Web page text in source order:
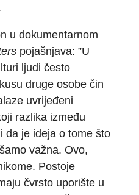
u dokumentarnom
pojašnjava: ”U
ljudi često
druge osobe čin
uvrijeđeni
razlika između
da je ideja o tome što
važna. Ovo,
Postoje
čvrsto uporište u